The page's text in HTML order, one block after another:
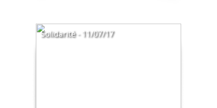
Solidarité - 11/07/17